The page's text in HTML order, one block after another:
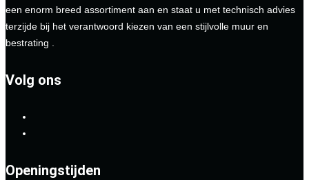
een enorm breed assortiment aan en staat u met technisch advies
terzijde bij het verantwoord kiezen van een stijlvolle muur en
bestrating .
Volg ons
Openingstijden